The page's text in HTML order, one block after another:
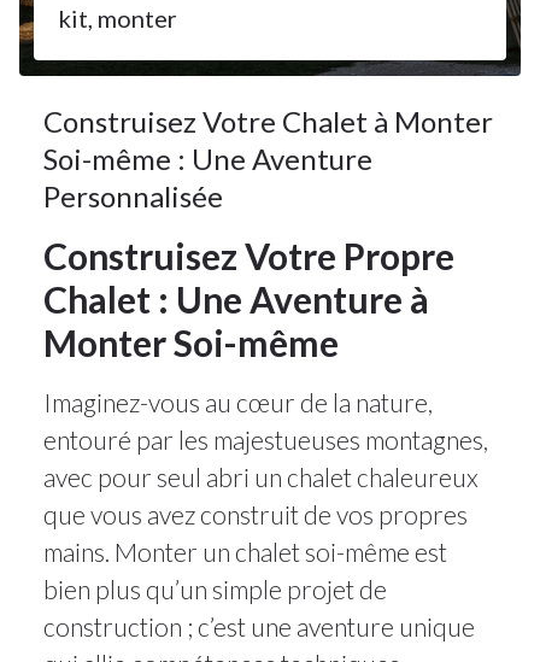
kit, monter
Construisez Votre Chalet à Monter
Soi-même : Une Aventure
Personnalisée
Construisez Votre Propre
Chalet : Une Aventure à
Monter Soi-même
Imaginez-vous au cœur de la nature,
entouré par les majestueuses montagnes,
avec pour seul abri un chalet chaleureux
que vous avez construit de vos propres
mains. Monter un chalet soi-même est
bien plus qu’un simple projet de
construction ; c’est une aventure unique